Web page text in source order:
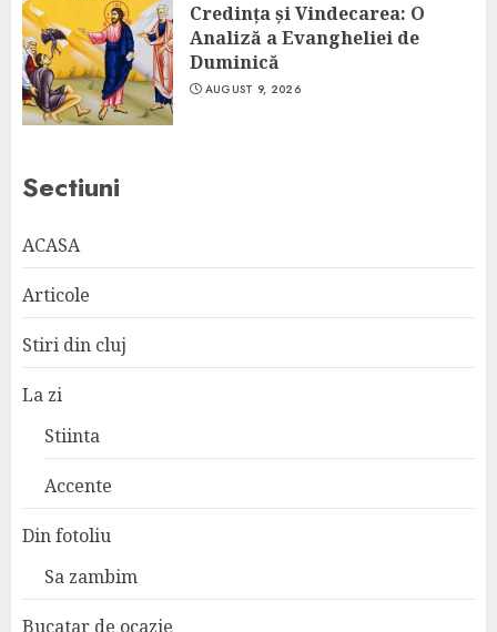
Credința și Vindecarea: O
Analiză a Evangheliei de
Duminică
AUGUST 9, 2026
Sectiuni
ACASA
Articole
Stiri din cluj
La zi
Stiinta
Accente
Din fotoliu
Sa zambim
Bucatar de ocazie